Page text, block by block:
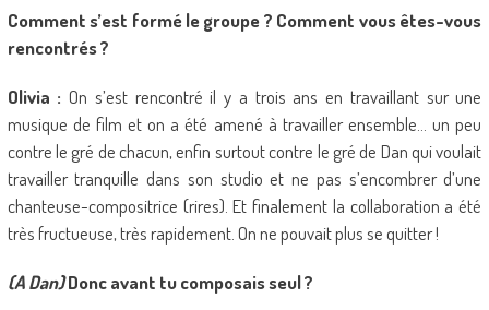
Comment s’est formé le groupe ? Comment vous êtes-vous
rencontrés ?
Olivia :On s’est rencontré il y a trois ans en travaillant sur une
musique de film et on a été amené à travailler ensemble… un peu
contre le gré de chacun, enfin surtout contre le gré de Dan qui voulait
travailler tranquille dans son studio et ne pas s’encombrer d’une
chanteuse-compositrice (rires). Et finalement la collaboration a été
très fructueuse, très rapidement. On ne pouvait plus se quitter !
(A Dan)Donc avant tu composais seul ?